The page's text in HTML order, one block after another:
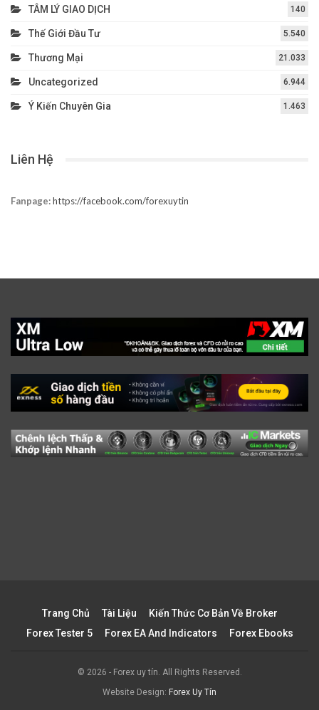
TÂM LÝ GIAO DỊCH 140
Thế Giới Đầu Tư 5.540
Thương Mại 21.033
Uncategorized 6.944
Ý Kiến Chuyên Gia 1.463
Liên Hệ
Fanpage:https://facebook.com/forexuytin
Trang Chủ Tài Liệu
Kiến Thức Cơ Bản Về Broker
Forex Tester 5
Forex EA And Indicators Forex Ebooks
© 2026 - Forex uy tín. All Rights Reserved.
Website Design: Forex Uy Tín